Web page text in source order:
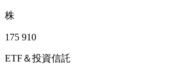
株
175 910
ETF＆投資信託